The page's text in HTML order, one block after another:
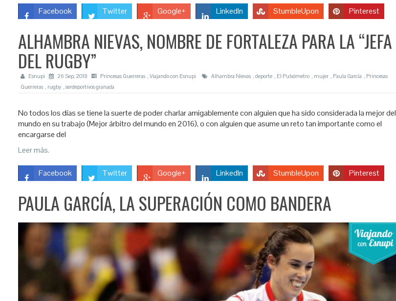
Facebook Twitter Google+ LinkedIn StumbleUpon Pinterest
ALHAMBRA NIEVAS, NOMBRE DE FORTALEZA PARA LA “JEFA
DEL RUGBY”
Esnupi 26 Sep, 2018 Princesas Guerreras , Viajando con Esnupi Alhambra Nievas , deporte , El Pulsómetro , mujer , Paula García , Princesas
Guerreras , rugby , serdeportivos granada
No todos los días se tiene la suerte de poder charlar amigablemente con alguien que ha sido considerada la mejor del
mundo en su trabajo (Mejor árbitro del mundo en 2016), o con alguien que asume un reto tan importante como el
encargarse del
Leer más.
Facebook Twitter Google+ LinkedIn StumbleUpon Pinterest
PAULA GARCÍA, LA SUPERACIÓN COMO BANDERA